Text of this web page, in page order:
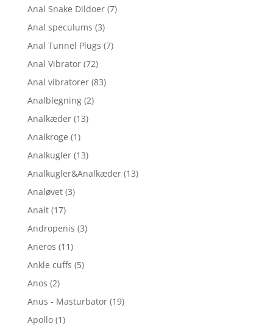
Anal Snake Dildoer (7)
Anal speculums (3)
Anal Tunnel Plugs (7)
Anal Vibrator (72)
Anal vibratorer (83)
Analblegning (2)
Analkæder (13)
Analkroge (1)
Analkugler (13)
Analkugler&Analkæder (13)
Analøvet (3)
Analt (17)
Andropenis (3)
Aneros (11)
Ankle cuffs (5)
Anos (2)
Anus - Masturbator (19)
Apollo (1)